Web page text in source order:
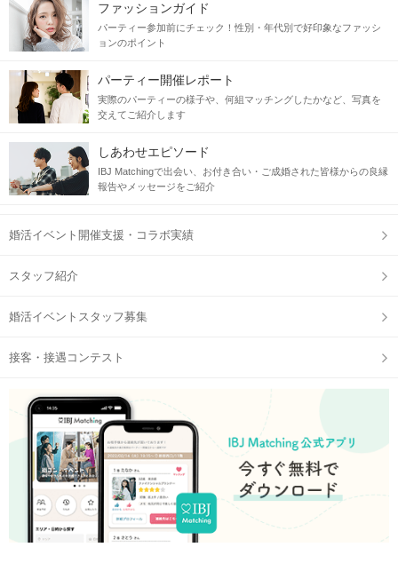
ファッションガイド
パーティー参加前にチェック！性別・年代別で好印象なファッシ
ョンのポイント
パーティー開催レポート
実際のパーティーの様子や、何組マッチングしたかなど、写真を
交えてご紹介します
しあわせエピソード
IBJ Matchingで出会い、お付き合い・ご成婚された皆様からの良縁
報告やメッセージをご紹介
婚活イベント開催支援・コラボ実績
スタッフ紹介
婚活イベントスタッフ募集
接客・接遇コンテスト